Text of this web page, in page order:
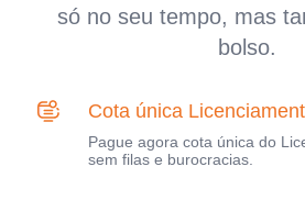
só no seu tempo, mas
bolso.
Cota única
Pague agora cota única do
sem filas e burocracias.